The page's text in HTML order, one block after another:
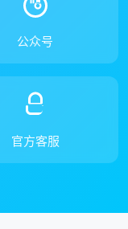
公众号
官方客服